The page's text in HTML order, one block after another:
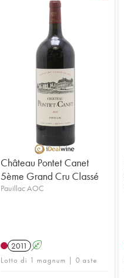
Château Pontet Canet
5ème Grand Cru Classé
Pauillac AOC
2011 A
Lotto di 1 magnum | 0 aste